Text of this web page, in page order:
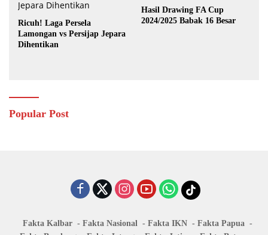
Ricuh! Laga Persela
Lamongan vs Persijap Jepara
Dihentikan
Hasil Drawing FA Cup
2024/2025 Babak 16 Besar
Popular Post
Fakta Kalbar Fakta Nasional Fakta IKN
Fakta Papua